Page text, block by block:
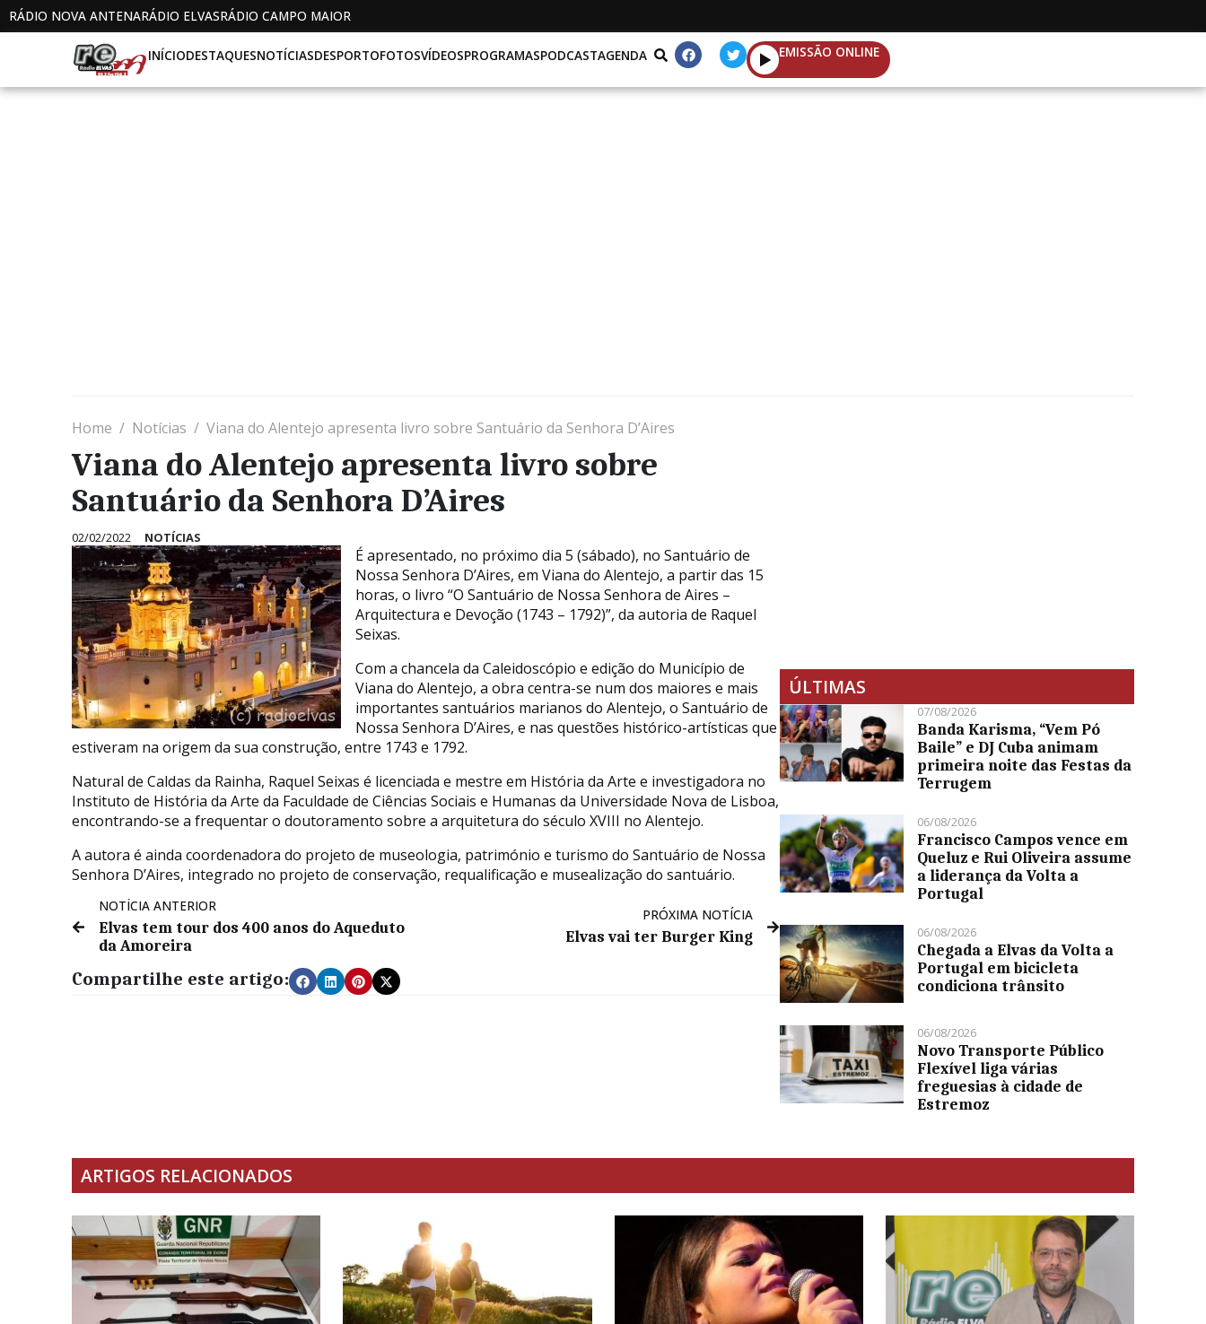
RÁDIO NOVA ANTENARÁDIO ELVASRÁDIO CAMPO MAIOR
INÍCIODESTAQUESNOTÍCIASDESPORTOFOTOSVÍDEOSPROGRAMASPODCASTAGENDA EMISSÃO ONLINE
Home Notícias Viana do Alentejo apresenta livro sobre Santuário da Senhora D’Aires
Viana do Alentejo apresenta livro sobre
Santuário da Senhora D’Aires
02/02/2022 NOTÍCIAS
É apresentado, no próximo dia 5 (sábado), no Santuário de
Nossa Senhora D’Aires, em Viana do Alentejo, a partir das 15
horas, o livro “O Santuário de Nossa Senhora de Aires –
Arquitectura e Devoção (1743 – 1792)”, da autoria de Raquel
Seixas.
Com a chancela da Caleidoscópio e edição do Município de
Viana do Alentejo, a obra centra-se num dos maiores e mais
importantes santuários marianos do Alentejo, o Santuário de
Nossa Senhora D’Aires, e nas questões histórico-artísticas que
estiveram na origem da sua construção, entre 1743 e 1792.
Natural de Caldas da Rainha, Raquel Seixas é licenciada e mestre em História da Arte e investigadora no
Instituto de História da Arte da Faculdade de Ciências Sociais e Humanas da Universidade Nova de Lisboa,
encontrando-se a frequentar o doutoramento sobre a arquitetura do século XVIII no Alentejo.
A autora é ainda coordenadora do projeto de museologia, património e turismo do Santuário de Nossa
Senhora D’Aires, integrado no projeto de conservação, requalificação e musealização do santuário.
NOTÍCIA ANTERIOR
Elvas tem tour dos 400 anos do Aqueduto
da Amoreira
PRÓXIMA NOTÍCIA
Elvas vai ter Burger King
Compartilhe este artigo:
ÚLTIMAS
07/08/2026
Banda Karisma, “Vem Pó
Baile” e DJ Cuba animam
primeira noite das Festas da
Terrugem
06/08/2026
Francisco Campos vence em
Queluz e Rui Oliveira assume
a liderança da Volta a
Portugal
06/08/2026
Chegada a Elvas da Volta a
Portugal em bicicleta
condiciona trânsito
06/08/2026
Novo Transporte Público
Flexível liga várias
freguesias à cidade de
Estremoz
ARTIGOS RELACIONADOS